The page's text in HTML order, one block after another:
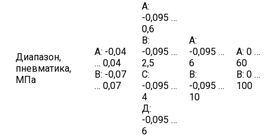
Диапазон,
пневматика,
МПа
А: -0,04
… 0,04
В: -0,07
… 0,07
А:
-0,095 …
0,6
В:
-0,095 …
2,5
С:
-0,095 …
4
Д:
-0,095 …
6
А:
-0,095 …
6
В:
-0,095 …
10
А: 0 …
60
В: 0 …
100